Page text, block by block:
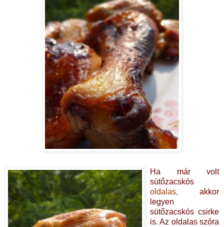
Ha már volt
sütőzacskós
oldalas, akkor
legyen
sütőzacskós csirke
is. Az oldalas szóra